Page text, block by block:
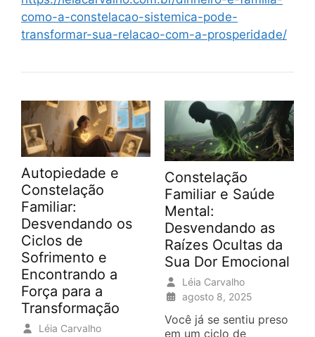
como-a-constelacao-sistemica-pode-
transformar-sua-relacao-com-a-prosperidade/
Autopiedade e
Constelação
Familiar:
Desvendando os
Ciclos de
Sofrimento e
Encontrando a
Força para a
Transformação
Léia Carvalho
Constelação
Familiar e Saúde
Mental:
Desvendando as
Raízes Ocultas da
Sua Dor Emocional
Léia Carvalho
agosto 8, 2025
Você já se sentiu preso
em um ciclo de